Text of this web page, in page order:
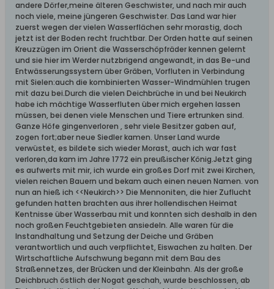
andere Dörfer,meine älteren Geschwister, und nach mir auch
noch viele, meine jüngeren Geschwister. Das Land war hier
zuerst wegen der vielen Wasserflächen sehr morastig, doch
jetzt ist der Boden recht fruchtbar. Der Orden hatte auf seinen
Kreuzzügen im Orient die Wasserschöpfräder kennen gelernt
und sie hier im Werder nutzbrigend angewandt, in das Be-und
Entwässerungssystem über Gräben, Vorfluten in Verbindung
mit Sielen:auch die kombinierten Wasser-Windmühlen trugen
mit dazu bei.Durch die vielen Deichbrüche in und bei Neukirch
habe ich mächtige Wasserfluten über mich ergehen lassen
müssen, bei denen viele Menschen und Tiere ertrunken sind.
Ganze Höfe gingenverloren , sehr viele Besitzer gaben auf,
zogen fort;aber neue Siedler kamen. Unser Land wurde
verwüstet, es bildete sich wieder Morast, auch ich war fast
verloren,da kam im Jahre 1772 ein preußischer König.Jetzt ging
es aufwerts mit mir, ich wurde ein großes Dorf mit zwei Kirchen,
vielen reichen Bauern und bekam auch einen neuen Namen. von
nun an hieß ich <<Neukirch>> Die Mennoniten, die hier Zuflucht
gefunden hatten brachten aus ihrer hollendischen Heimat
Kentnisse über Wasserbau mit und konnten sich deshalb in den
noch großen Feuchtgebieten ansiedeln. Alle waren für die
Instandhaltung und Setzung der Deiche und Gräben
verantwortlich und auch verpflichtet, Eiswachen zu halten. Der
Wirtschaftliche Aufschwung begann mit dem Bau des
Straßennetzes, der Brücken und der Kleinbahn. Als der große
Deichbruch östlich der Nogat geschah, wurde beschlossen, ab